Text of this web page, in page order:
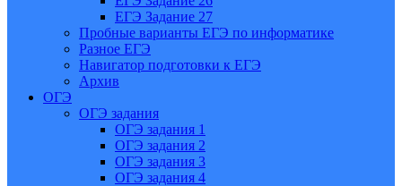
ЕГЭ Задание 27
Пробные варианты ЕГЭ по информатике
Разное ЕГЭ
Навигатор подготовки к ЕГЭ
Архив
ОГЭ
ОГЭ задания
ОГЭ задания 1
ОГЭ задания 2
ОГЭ задания 3
ОГЭ задания 4